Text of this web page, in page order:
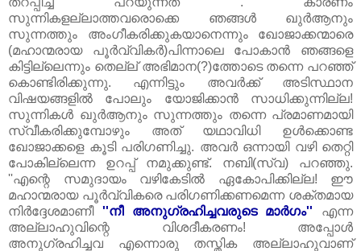
സുന്നികളല്ലാത്തവരൊക്കെ ഞങ്ങള്‍ ഖുര്‍ആനും
സുന്നത്തും അംഗീകരിക്കുകയാനെന്നും ഖോജാക്കന്മാരെ
(മഹാന്മരായ പൂര്‍വ്വികര്‍)പിന്നാലെ പോകാന്‍ ഞങ്ങളെ
കിട്ടില്ലെന്നും തെല്ല് അഭിമാന(?)ത്തോടെ തന്നെ പറഞ്ഞ്‌
കൊണ്ടിരിക്കുന്നു. എന്നിട്ടും അവര്‍ക്ക്‌ അടിസ്ഥാന
വിഷയങ്ങളില്‍ പോലും യോജിക്കാന്‍ സാധിക്കുന്നില്ല!
സുന്നികള്‍ ഖുര്‍ആനും സുന്നത്തും തന്നെ പ്രമാണമായി
സ്വീകരിക്കുമ്പോഴും അത്‌ യഥാവിധി ഉള്‍ക്കൊണ്ട
ഖോജാക്കളെ കൂടി പരിഗണിച്ചു. അവര്‍ ഒന്നായി വഴി തെറ്റി
പോകില്ലെന്ന ഉറപ്പ്‌ നമുക്കുണ്ട്‌. നബി(സ്വ) പറഞ്ഞു.
''എന്റെ സമുദായം വഴികേടില്‍ ഏകോപിക്കില്ല! ഈ
മഹാന്മരായ പൂര്‍വ്വികരെ‍ പരിഗണിക്കണമെന്ന ശക്തമായ
നിര്‍ദ്ദേശമാണീ ''നീ അനുഗ്രഹിച്ചവരുടെ മാര്‍ഗം'' എന്ന
അല്ലാഹുവിന്റെ വിശദീകരണം! അപ്പോള്‍
അനുഗ്രഹിച്ചവ എന്നൊരു തസ്തിക അല്ലാഹുവാണ്‌